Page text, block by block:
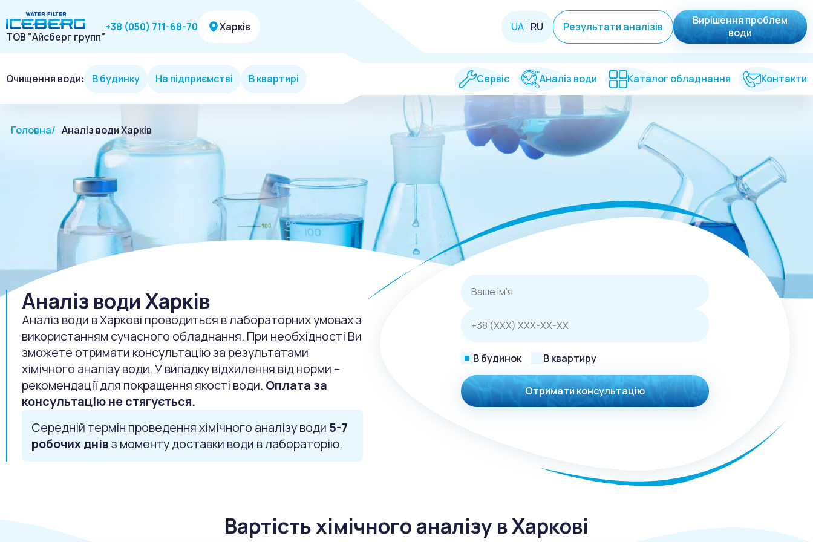
ТОВ "Айсберг групп"
+38 (050) 711-68-70 Харків UA RU Результати аналізів
Вирішення проблем
води
Очищення води: В будинку На підприємстві В квартирі Сервіс Аналіз води Каталог обладнання Контакти
Головна Аналіз води Харків
Аналіз води Харків
Аналіз води в Харкові проводиться в лабораторних умовах з
використанням сучасного обладнання. При необхідності Ви
зможете отримати консультацію за результатами
хімічного аналізу води. У випадку відхилення від норми –
рекомендації для покращення якості води. Оплата за
консультацію не стягується.
Середній термін проведення хімічного аналізу води 5-7
робочих днівз моменту доставки води в лабораторію.
В будинок В квартиру
Отримати консультацію
Вартість хімічного аналізу в Харкові